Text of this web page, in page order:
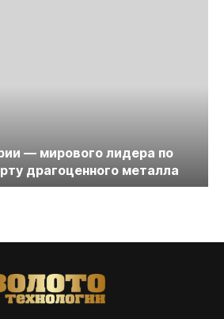
— мирового лидера по
драгоценного металла